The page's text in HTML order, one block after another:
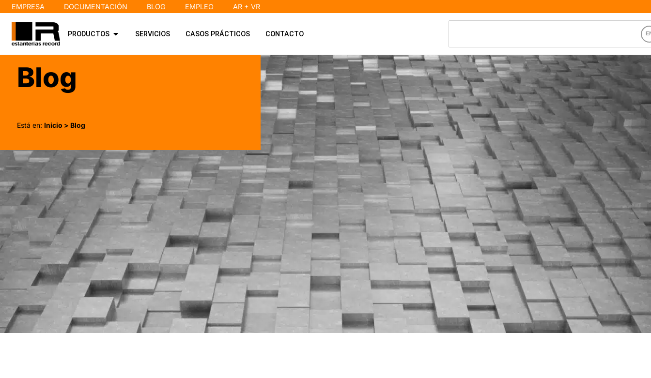
EMPRESA DOCUMENTACIÓN BLOG EMPLEO AR + VR
PRODUCTOS SERVICIOS CASOS PRÁCTICOS CONTACTO
Blog
Está en: Inicio > Blog